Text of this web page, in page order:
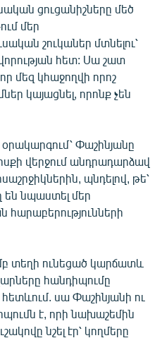
ցուցանիշները մեծ
մեր
շուկաներ մտնելու՝
հետ: Սա շատ
մեզ կհաջողվի որոշ
կայացնել, որոնք չեն
Փաշինյանը
վերջում անդրադարձավ
պնդելով, թե՝
են նպաստել մեր
տեղի ունեցած կարճատև
հանդիպումը
սա Փաշինյանի ու
է, որի նախաշեմին
նշել էր՝ կողմերը